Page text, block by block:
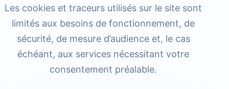
Les cookies et traceurs utilisés sur le site sont
limités aux besoins de fonctionnement, de
sécurité, de mesure d’audience et, le cas
échéant, aux services nécessitant votre
consentement préalable.